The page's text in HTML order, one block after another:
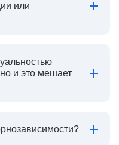
или
и это мешает